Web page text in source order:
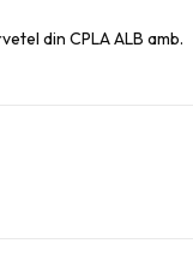
din CPLA ALB amb.